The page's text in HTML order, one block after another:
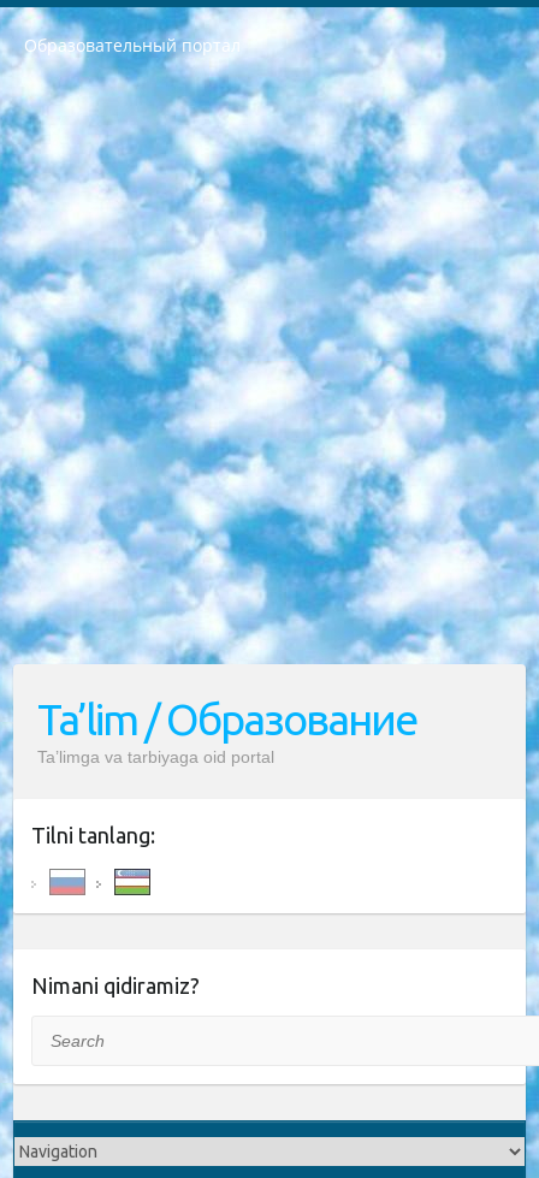
Образовательный портал
РЕСПУБЛИКА УЗБЕКИСТАН МИНИСТРЕРСТВО ДОШКОЛЬНОГО И ШКОЛЬНОГО ОБРАЗОВАНИЯ КОМАНДА в общеобразовательных учреждениях в 2023-2024 учебном году организация и проведение итоговой государственной аттестации обучающихся о Министра дошкольного и школьного образования Республики Узбекистан от 4 марта 2008 года (постановлением Минюста от 20 марта 2008 года № 1778 государственной регистрации) «Итоговое состояние учащихся общего среднего образования на основании положения об утверждении положения об аттестации общего среднего образования выпускной экзамен студентов в образовательных учреждениях в 2023-2024 учебном году В целях организации и прохождения аттестации приказываю: 1. Следующее: перечень предметов, по которым будет проводиться итоговая государственная аттестация и экзамен формы перевода согласно приложению 1; сертификаты международного образца, оценивающие уровень владения иностранными языками перечень согласно приложению 2; 2. Педагогический при специализированных образовательных учреждениях. научно-практический центр квалификации и международной оценки (Д.Давидова) 2024 г. До 25 марта: задания по предметам, по которым будет проводиться итоговая аттестация разработка и утверждение технических условий; итоговая аттестация на основании разработанного предметного задания разработка вопросов по предметам (устно и письменно), экзамен передача; общеобразовательные средние школы и специальные учебные заведения учащиеся выпускных классов школ и интернатов в агентской системе подготовка базы данных экзаменационных материалов и критериев оценки; перевод базы экзаменационных материалов на все языки обучения подать в Республиканский образовательный центр для изготовления; варианты экзаменов на основе разработанных контрольных материалов пусть будут поставлены задачи формирования. 3. Республиканский образовательный центр (Ш.Худайкулов) до 5 апреля 2024 года. до: база данных предоставленных экзаменационных материалов на все языки обучения перевод и экспертиза; для слепых, слабовидящих, глухих, слабослышащих и умственно отсталых детей учащиеся выпускных классов специализированных школ и школ-интернатов база данных экзаменационных материалов на всех преподаваемых языках подготовка критериев оценки; специализированные школы для умственно отсталых детей и технологии для учащихся выпускных классов школ-интернатов разработка соответствующих рекомендаций и критериев проведения ЕГЭ по естествознанию давать задания. 4. Педагогический при специализированных образовательных учреждениях. Научно-практический центр навыков и международной оценки (Д.Давидова), Республика образовательный центр (Худайкулов Ш.) итоговый государственный аттестационный экзамен ориентирован на творческое и логическое мышление при подготовке базы материалов учитывать введение заданий. 5. Следует отметить, что: сертификат государственного образца о знании общеобразовательного предмета и как минимум национальный уровень B1 по предметам на иностранных языках, указанным в Приложении 2. или международно признанный сертификат эквивалентного уровня студенты, изучающие определенный предмет, освобождаются от экзамена; по соответствующим предметам запланирована итоговая государственная аттестация за день до дня, путем жеребьевки Рабочей группой (в письменной форме по предметам, проводимым в форме) из числа сформированных вариантов выбрано 2 варианта; 2 выбранных варианта экзамена анонсированы на официальном сайте министерства и все выпускники по всей стране на основе этих вариантов проводит итоговую государственную аттестацию. 6. Государственное образование учащихся средних общеобразовательных учреждений. знания в соответствии с квалификационными требованиями, которые необходимо приобрести на основании стандартов итоговый (выпускной) контроль для 9 и 11 классов в целях тестирования Экзамены (далее – экзамены) состоят из предметов, перечисленных в приложении 1. будет сделано. 7. Экзамены пройдут с 26 мая по 15 июня 2024 г. (кроме науки физического воспитания). 8. Физическая для учащихся 9 классов общесредних образовательных учреждений. Экзамены по предмету «Образование, квалификация медицина» 1-6 мая 2024 года. сотрудники перевести под присмотр (с отклонениями в физическом или умственном развитии) специализированная школа для детей, школы-интернаты и со сколиозом школы-интернаты санаторного типа для больных детей исключены). 9. Он был слепым, слабовидящим и имел нарушения опорно-двигательного аппарата. экзамены в специализированных школах и интернатах для детей должны проводиться исходя из требований, предъявляемых к общеобразовательным учреждениям (физкультура кроме науки). 10. Специализированная школа для глухих и слабослышащих детей. и экзамены в интернатах и быть реализован в виде письменного теста по математике. 11. Специальность для умственно отсталых детей. Для 9 класса Родной язык и литературное письмо Государственный язык (язык обучения – узбекский). для неклассов) написано Математическое письмо Письменная/устная история Узбекистана Физическое воспитание практично Итоговый контроль Для 11 класса Написание родного языка и литературы (эссе) Математическое письмо Узбекский язык (обучение на узбекском языке) не посещающее общее среднее образование для учреждений)/Образовательное учреждение выбор письменный и устный Иностранный язык письменный/устный Письменная/устная история Узбекистана *По выбору студента:  Химия  Физика  Основы государственного права  География 10 бесплатных образовательных ресурсов - Мы составили подборку онлайн-проектов с интерактивными упражнениями, видеолекциями и статьями. Они помогут вам обрести новые и освежить старые знания бесплатно. 1. «ИНТУИТ» Старейшая образовательная площадка Рунета. Здесь вы найдёте сотни текстовых и видеокурсов на десятки различных тем — от программирования до психологии. Многие курсы подготовлены российскими университетами и крупными международными компаниями вроде Intel и Microsoft. Самостоятельное обучение бесплатное, но желающие могут оплатить услуги персональных наставников. 2. «Смартия» знакомит с актуальными профессиями и подсказывает, как им обучаться. Выбрав заинтересовавшую вас специальность — SMM-специалист, фотограф, веб-дизайнер или другую, — увидите список необходимых для неё умений. Чтобы вы могли освоить их самостоятельно, для каждого умения площадка отображает подборку ссылок на учебные материалы. Хотя «Смартия» ориентируется на русскоязычную аудиторию, часть контента всё же доступна только на английском. 3. «Лекторий Физтеха» Проект Московского физико-технического института (Физтеха). С его помощью вы можете смотреть онлайн серии лекций, записанные на видео в этом вузе. В числе доступных предметов — физика, биология, химия, информационные технологии и другие. К некоторым лекциям администрация ресурса прилагает готовые конспекты, которые можно скачивать в PDF-формате. 4. ITMOcourses Онлайн-площадка Санкт-Петербургского национального исследовательского университета информационных технологий, механики и оптики (ИТМО). Ресурс предоставляет свободный доступ к курсам, разработанным в этом вузе. Каталог материалов разбит на четыре категории: «Оптические системы и технологии», «Приборостроение и робототехника», «Информационные технологии» и «Биотехнологии». Курсы состоят из видеолекций, интерактивных демонстраций и заданий. 5. «КиберЛенинка» Электронная научная библиотека открытого доступа. Каталог площадки регулярно обрастает текстами статей из различных научных изданий. Сгруппированные по журналам и рубрикам публикации можно читать онлайн или скачивать целиком в PDF-формате. Проект нацелен на популяризацию науки за счёт открытого доступа к качественной информации. 6. «ПостНаука» На этом ресурсе публикуют подборки видеолекций, составленные экспертами из разных отраслей и объединённые общими темами. Среди них, к примеру, есть серии «Биоинформатика и геномика», «Культура средневековой Скандинавии» и Cinema Studies о теории кино. Каждая подборка лекций — логически связанная история, рассказанная экспертом от первого лица. Кроме того, на сайте появляются научно-образовательные статьи и тесты на разные темы. 7. «Newочём» Команда проекта «Newочём» отбирает самые интересные тексты из англоязычных СМИ и переводит те из них, за которые голосуют участники сообщества «ВКонтакте». По большей части это научно-популярные статьи. Редакторы придумывают лишь заголовки, в остальном содержание переводов соответствует оригиналам. Полные тексты можно читать прямо в социальной сети. 8. InternetUrok Онлайн-база материалов по основным дисциплинам школьной программы. Информация на сайте структурирована по классам, предметам и темам (урокам). Каждый урок состоит из видеолекций и конспектов. Есть также интерактивные тренажёры и тесты для закрепления пройденного материала. Даже если вы давно окончили школу, возможность повторить программу старших классов всегда может пригодиться. 9. Edutainme Ещё один ресурс об образовании. В отличие от Newtonew, как мне кажется, Edutainme больше ориентируется на представителей индустрии: педагогов, предпринимателей, разработчиков образовательных проектов. Но и любой, кто просто стремится к саморазвитию, найдёт на сайте много полезного и интересного для себя. Например, информацию о новых курсах и образовательных сервисах. 10. Newtonew Онлайн-медиа об образовании и обучении в широком смысле. Авторы Newtonew пишут об инструментах, заведениях, тактиках и стратегиях, которые помогают учить других и получать новые знания самостоятельно. На этой площадке вы найдёте новости, обзоры, аналитические мат
Ta’lim / Образование
Ta’limga va tarbiyaga oid portal
Tilni tanlang:
Nimani qidiramiz?